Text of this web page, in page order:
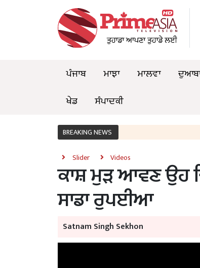
ਪੰਜਾਬ ਮਾਝਾ ਮਾਲਵਾ
ਖੇਡ
ਸੰਪਾਦਕੀ
BREAKING NEWS
Slider Videos
ਕਾਸ਼ ਮੁੜ ਆਵਣ ਉਹ
ਸਾਡਾ ਰੁਪਈਆ
Satnam Singh Sekhon